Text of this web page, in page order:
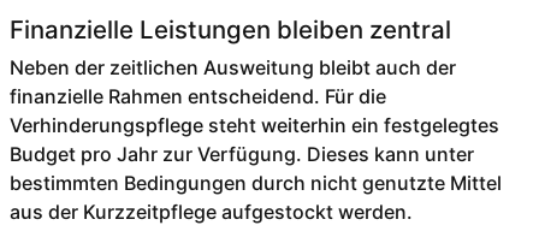
Finanzielle Leistungen bleiben zentral
Neben der zeitlichen Ausweitung bleibt auch der
finanzielle Rahmen entscheidend. Für die
Verhinderungspflege steht weiterhin ein festgelegtes
Budget pro Jahr zur Verfügung. Dieses kann unter
bestimmten Bedingungen durch nicht genutzte Mittel
aus der Kurzzeitpflege aufgestockt werden.